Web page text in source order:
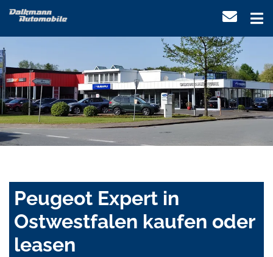
Peugeot Expert in
Ostwestfalen kaufen oder
leasen